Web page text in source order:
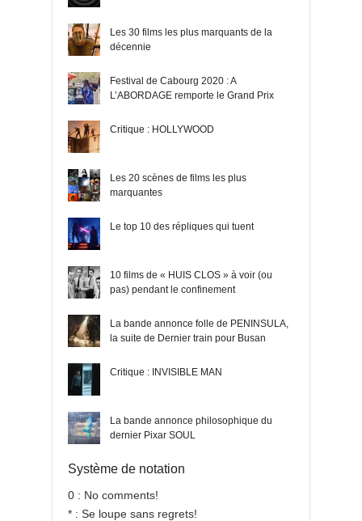
Les 30 films les plus marquants de la
décennie
Festival de Cabourg 2020 : A
L’ABORDAGE remporte le Grand Prix
Critique : HOLLYWOOD
Les 20 scènes de films les plus
marquantes
Le top 10 des répliques qui tuent
10 films de « HUIS CLOS » à voir (ou
pas) pendant le confinement
La bande annonce folle de PENINSULA,
la suite de Dernier train pour Busan
Critique : INVISIBLE MAN
La bande annonce philosophique du
dernier Pixar SOUL
Système de notation
0 : No comments!
* : Se loupe sans regrets!